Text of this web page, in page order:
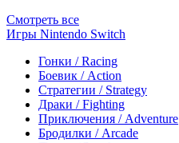
Смотреть все
Игры Nintendo Switch
Гонки / Racing
Боевик / Action
Стратегии / Strategy
Драки / Fighting
Приключения / Adventure
Бродилки / Arcade